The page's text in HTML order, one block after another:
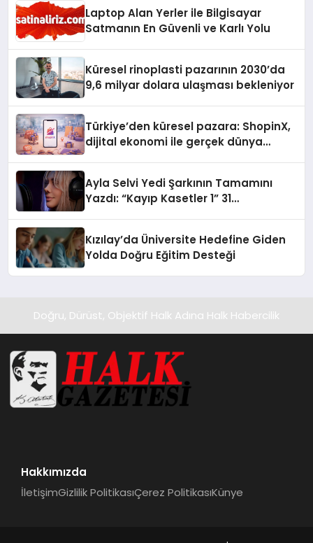
Laptop Alan Yerler ile Bilgisayar
Satmanın En Güvenli ve Karlı Yolu
Küresel rinoplasti pazarının 2030’da
9,6 milyar dolara ulaşması bekleniyor
Türkiye’den küresel pazara: ShopinX,
dijital ekonomi ile gerçek dünya
Ayla Selvi Yedi Şarkının Tamamını
Yazdı: “Kayıp Kasetler 1” 31
Kızılay’da Üniversite Hedefine Giden
Yolda Doğru Eğitim Desteği
Doğru, Dürüst, Objektif Halk Adına Halk Habercilik
Hakkımızda
İletişimGizlilik PolitikasıÇerez PolitikasıKünye